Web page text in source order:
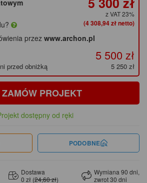
z VAT 23%
(4 308,94 zł netto)
przez www.archon.pl
5 500 zł
przed obniżką 5 250 zł
ZAMÓW PROJEKT
dostępny od ręki
PODOBNE
Dostawa
0 zł (24,60 zł)
Wymiana 90 dni,
zwrot 30 dni